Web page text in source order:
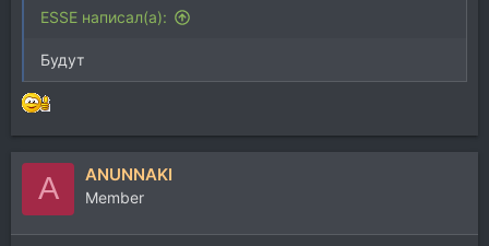
ESSE написал(а):
Будут
A ANUNNAKI
Member